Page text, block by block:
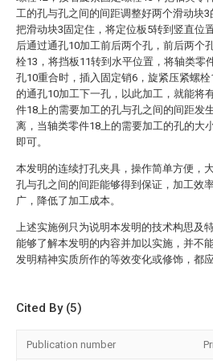
工的孔与孔之间的间距调整好两个滑动块
把滑动块3固定住，将定位板5转到竖直位
后通过通孔10加工前后两个孔，前后两个
栓13，将挡板11转到水平位置，将轴类零
孔10重合时，插入固定销6，旋紧压紧螺
的通孔10加工下一孔，以此加工，就能将
件18上的需要加工的孔与孔之间的间距发
离，当轴类零件18上的需要加工的孔的大
即可。
本发明的连续打孔夹具，操作简单方便，
孔与孔之间的间距能够得到保证，加工效
广，降低了加工成本。
上述实施例只为说明本发明的技术构思及
能够了解本发明的内容并加以实施，并不
发明精神实质所作的等效变化或修饰，都
Cited By (5)
Publication number